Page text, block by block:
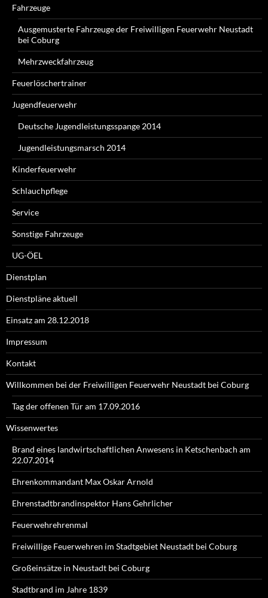
Fahrzeuge
Ausgemusterte Fahrzeuge der Freiwilligen Feuerwehr Neustadt
bei Coburg
Mehrzweckfahrzeug
Feuerlöschertrainer
Jugendfeuerwehr
Deutsche Jugendleistungsspange 2014
Jugendleistungsmarsch 2014
Kinderfeuerwehr
Schlauchpflege
Service
Sonstige Fahrzeuge
UG-ÖEL
Dienstplan
Dienstpläne aktuell
Einsatz am 28.12.2018
Impressum
Kontakt
Willkommen bei der Freiwilligen Feuerwehr Neustadt bei Coburg
Tag der offenen Tür am 17.09.2016
Wissenwertes
Brand eines landwirtschaftlichen Anwesens in Ketschenbach am
22.07.2014
Ehrenkommandant Max Oskar Arnold
Ehrenstadtbrandinspektor Hans Gehrlicher
Feuerwehrehrenmal
Freiwillige Feuerwehren im Stadtgebiet Neustadt bei Coburg
Großeinsätze in Neustadt bei Coburg
Stadtbrand im Jahre 1839